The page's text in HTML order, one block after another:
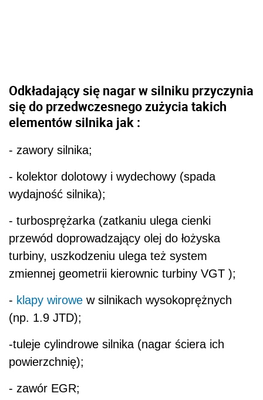
Odkładający się nagar w silniku przyczynia
się do przedwczesnego zużycia takich
elementów silnika jak :
- zawory silnika;
- kolektor dolotowy i wydechowy (spada
wydajność silnika);
- turbosprężarka (zatkaniu ulega cienki
przewód doprowadzający olej do łożyska
turbiny, uszkodzeniu ulega też system
zmiennej geometrii kierownic turbiny VGT );
- klapy wirowe w silnikach wysokoprężnych
(np. 1.9 JTD);
-tuleje cylindrowe silnika (nagar ściera ich
powierzchnię);
- zawór EGR;